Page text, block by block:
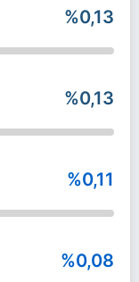
%0,13
%0,13
%0,11
%0,08